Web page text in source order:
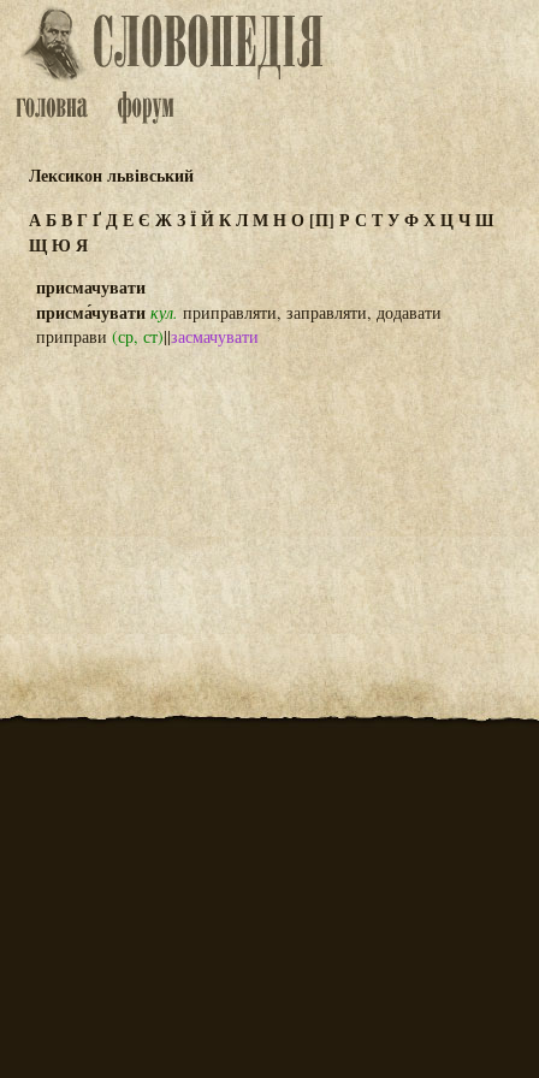
Лексикон львівський
АБВГҐДЕЄ ЖЗЇЙКЛМНО[П] Р С ТУФХЦЧШ
ЩЮ Я
присмачувати
присма́чувати кул. приправляти, заправляти, додавати
приправи (ср, ст)||засмачувати